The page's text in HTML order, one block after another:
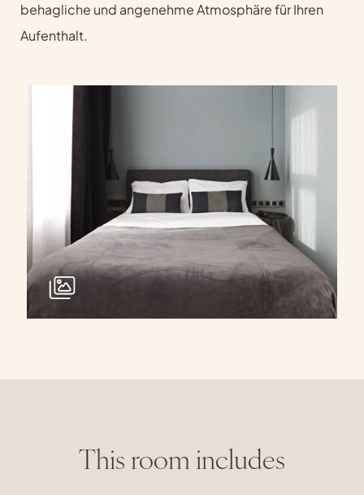
behagliche und angenehme Atmosphäre für Ihren
Aufenthalt.
This room includes